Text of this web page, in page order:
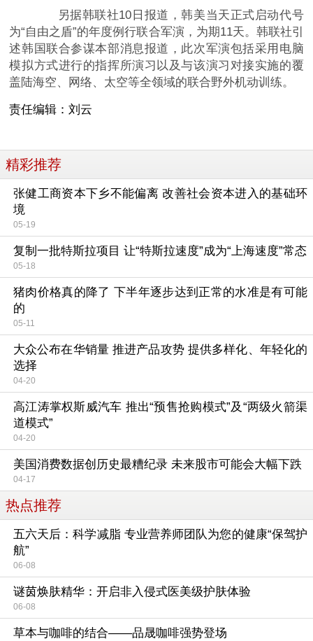
另据韩联社10日报道，韩美当天正式启动代号
为“自由之盾”的年度例行联合军演，为期11天。韩联社引
述韩国联合参谋本部消息报道，此次军演包括采用电脑
模拟方式进行的指挥所演习以及与该演习对接实施的覆
盖陆海空、网络、太空等全领域的联合野外机动训练。
责任编辑：刘云
精彩推荐
张健工商资本下乡不能偏离 改善社会资本进入的基础环
境
05-19
复制一批特斯拉项目 让“特斯拉速度”成为“上海速度”常态
05-18
猪肉价格真的降了 下半年逐步达到正常的水准是有可能
的
05-11
大众公布在华销量 推进产品攻势 提供多样化、年轻化的
选择
04-20
高江涛掌权斯威汽车 推出“预售抢购模式”及“两级火箭渠
道模式”
04-20
美国消费数据创历史最糟纪录 未来股市可能会大幅下跌
04-17
热点推荐
五六天后：科学减脂 专业营养师团队为您的健康“保驾护
航”
06-08
谜茵焕肤精华：开启非入侵式医美级护肤体验
06-08
草本与咖啡的结合——品晟咖啡强势登场